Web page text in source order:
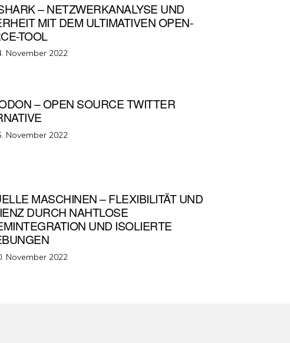
– NETZWERKANALYSE UND
MIT DEM ULTIMATIVEN OPEN-
TOOL
November 2022
– OPEN SOURCE TWITTER
November 2022
MASCHINEN – FLEXIBILITÄT UND
DURCH NAHTLOSE
UND ISOLIERTE
November 2022